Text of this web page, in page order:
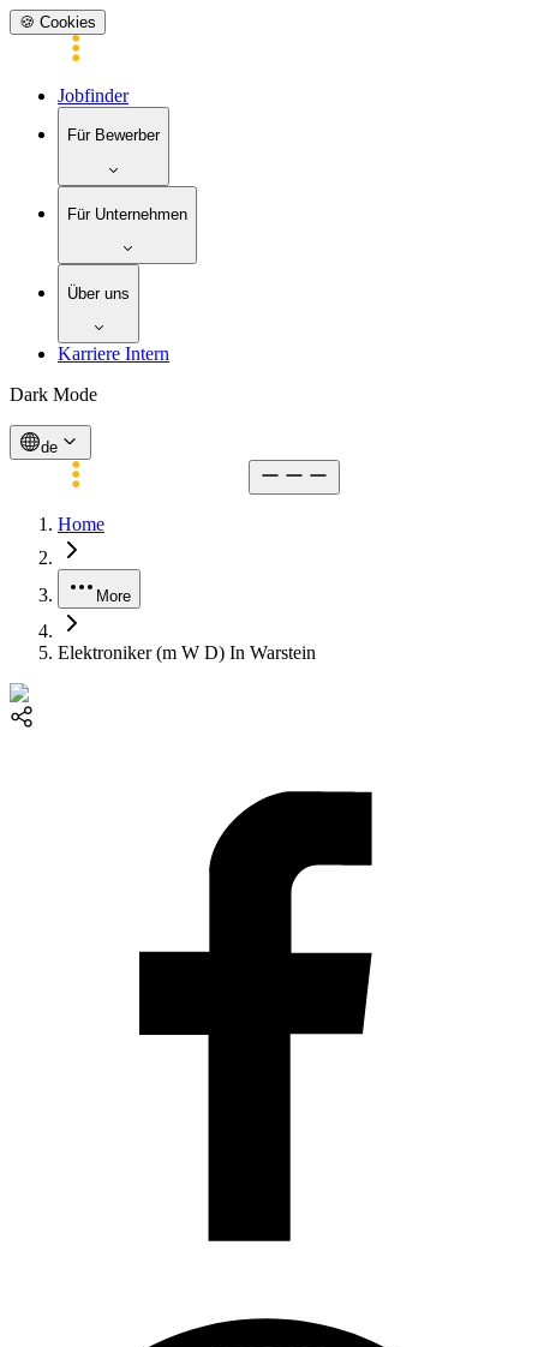
🍪 Cookies
Jobfinder
Für Bewerber
Für Unternehmen
Über uns
Karriere Intern
Dark Mode
de
Home
More
Elektroniker (m W D) In Warstein